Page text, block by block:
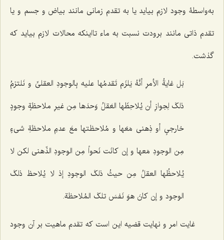
به‌واسطۀ وجود لازم بیاید یا به تقدم زمانی مانند بیاض و جسم و یا
تقدم ذاتی مانند برودت نسبت به ماء تااینکه محالات لازم بیاید که
گذشت.
بَل غایةُ الأمرِ أنَّهُ یَلزَم تَقدمُها علیه بِالوجودِ العقلیِّ و نَلتزمُ
ذلکَ لِجوازِ أن یُلاحِظَها العَقلُ وَحدَها مِن غیرِ ملاحظةٍ وجودٍ
خارجیٍ أو ذِهنی مَعَها و مُلاحظتها معَ عدمِ ملاحظةِ شی‌ءٍ
مِن الوجودِ مَعها و إن کانَت نَحواً مِن الوجودِ الذّهنی لکن لا
یُلاحظُها العقلُ مِن حیثُ ذلکَ الوجودِ إذ لا یُلاحظ ذلکَ
الوجود و إن کانَ هوَ نَفسَ تلکَ المُلاحظة.
غایت امر و نهایت قضیه این است که تقدم ماهیت بر آن وجود